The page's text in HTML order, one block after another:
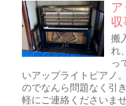
収
搬
れ
っ
いアップライトピアノ
のでなんら問題なく引
軽にご連絡くださいませ